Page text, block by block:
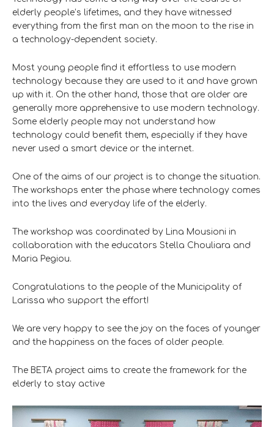
elderly people’s lifetimes, and they have witnessed
everything from the first man on the moon to the rise in
a technology-dependent society.
Most young people find it effortless to use modern
technology because they are used to it and have grown
up with it. On the other hand, those that are older are
generally more apprehensive to use modern technology.
Some elderly people may not understand how
technology could benefit them, especially if they have
never used a smart device or the internet.
One of the aims of our project is to change the situation.
The workshops enter the phase where technology comes
into the lives and everyday life of the elderly.
The workshop was coordinated by Lina Mousioni in
collaboration with the educators Stella Chouliara and
Maria Pegiou.
Congratulations to the people of the Municipality of
Larissa who support the effort!
We are very happy to see the joy on the faces of younger
and the happiness on the faces of older people.
The BETA project aims to create the framework for the
elderly to stay active